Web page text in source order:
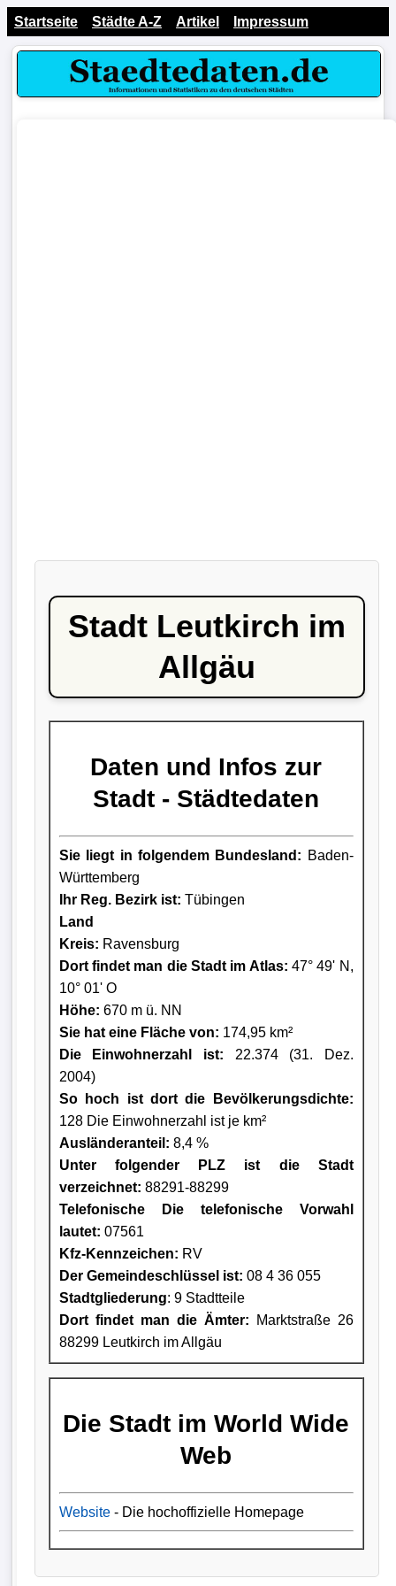
Startseite Städte A-Z Artikel Impressum
Stadt Leutkirch im
Allgäu
Daten und Infos zur
Stadt - Städtedaten
Sie liegt in folgendem Bundesland: Baden-
Württemberg
Ihr Reg. Bezirk ist: Tübingen
Land
Kreis: Ravensburg
Dort findet man die Stadt im Atlas: 47° 49' N,
10° 01' O
Höhe: 670 m ü. NN
Sie hat eine Fläche von: 174,95 km²
Die Einwohnerzahl ist: 22.374 (31. Dez.
2004)
So hoch ist dort die Bevölkerungsdichte:
128 Die Einwohnerzahl ist je km²
Ausländeranteil: 8,4 %
Unter folgender PLZ ist die Stadt
verzeichnet: 88291-88299
Telefonische Die telefonische Vorwahl
lautet: 07561
Kfz-Kennzeichen: RV
Der Gemeindeschlüssel ist: 08 4 36 055
Stadtgliederung: 9 Stadtteile
Dort findet man die Ämter: Marktstraße 26
88299 Leutkirch im Allgäu
Die Stadt im World Wide
Web
Website- Die hochoffizielle Homepage